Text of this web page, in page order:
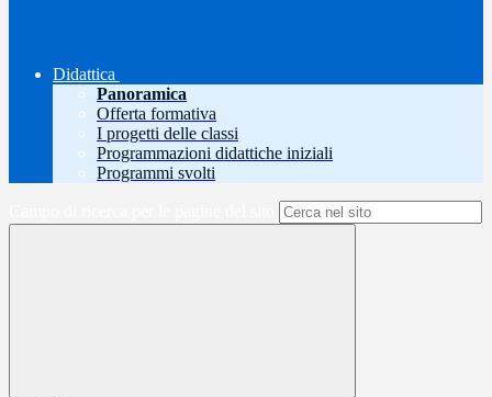
Didattica
Panoramica
Offerta formativa
I progetti delle classi
Programmazioni didattiche iniziali
Programmi svolti